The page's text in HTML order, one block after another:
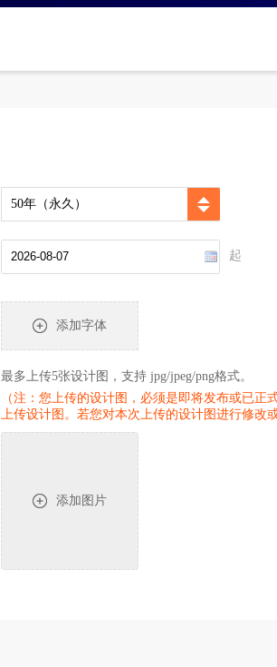
50年（永久）
起
添加字体
最多上传5张设计图，支持 jpg/jpeg/png格式。
（注：您上传的设计图，必须是即将发布或已
上传设计图。若您对本次上传的设计图进行修改
添加图片